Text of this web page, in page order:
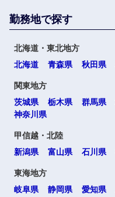
勤務地で探す
北海道・東北地方
北海道
青森県 秋田県
関東地方
茨城県
栃木県 群馬県
神奈川県
甲信越・北陸
新潟県
富山県 石川県
東海地方
岐阜県
静岡県 愛知県